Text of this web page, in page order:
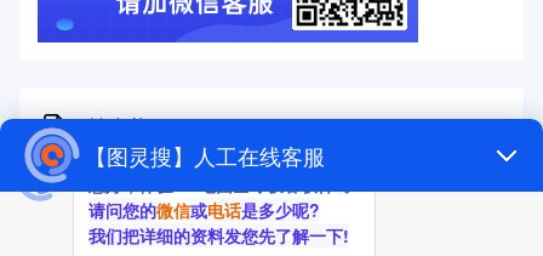
随机标签
图灵搜
电子秤
劳保手套
压缩机
宠物用品
纸袋
塑料袋
箱包
圣诞树
电子烟
集装箱
沙发
户外用品
美容用品
红酒
电动自行车
服装
母婴用品
石材
壁纸
建筑材料